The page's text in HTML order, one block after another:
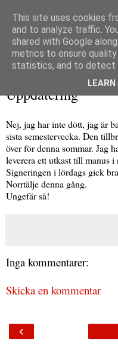
Uppdatering
Nej, jag har inte dött, jag är
sista semestervecka. Den
över för denna sommar. Jag
leverera ett utkast till manus i
Signeringen i lördags gick
Norrtälje denna gång.
Ungefär så!
Inga kommentarer:
Skicka en kommentar
‹
This site uses cookies
and to analyze traffic.
shared with Google
metrics to ensure
statistics, and to detect